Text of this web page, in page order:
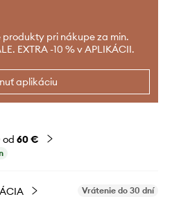
pri nákupe za min.
EXTRA -10 % v APLIKÁCII.
aplikáciu
od 60 €
Vrátenie do 30 dní